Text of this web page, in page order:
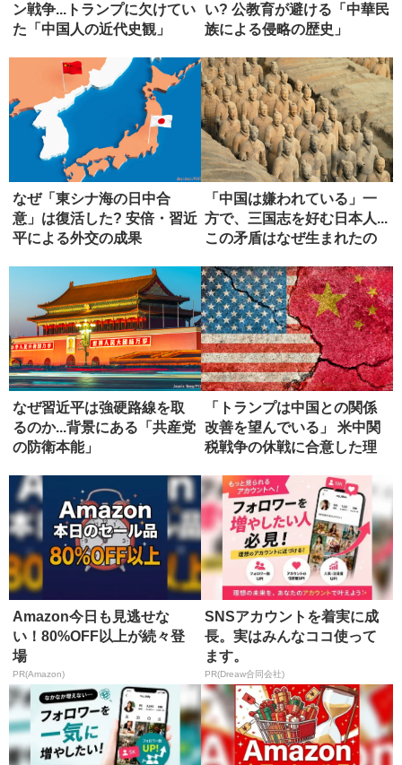
ン戦争...トランプに欠けてい
た「中国人の近代史観」
い? 公教育が避ける「中華民
族による侵略の歴史」
なぜ「東シナ海の日中合
意」は復活した? 安倍・習近
平による外交の成果
「中国は嫌われている」一
方で、三国志を好む日本人...
この矛盾はなぜ生まれたの
なぜ習近平は強硬路線を取
るのか...背景にある「共産党
の防衛本能」
「トランプは中国との関係
改善を望んでいる」 米中関
税戦争の休戦に合意した理
Amazon今日も見逃せな
い！80%OFF以上が続々登
場
PR(Amazon)
SNSアカウントを着実に成
長。実はみんなココ使って
ます。
PR(Dreaw合同会社)